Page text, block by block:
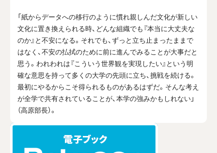
「紙からデータへの移行のように慣れ親しんだ文化が新しい
文化に置き換えられる時、どんな組織でも『本当に大丈夫な
のか』と不安になる。それでも、ずっと立ち止まったままで
はなく、不安の払拭のために前に進んでみることが大事だと
思う。われわれは『こういう世界観を実現したい』という明
確な意思を持って多くの大学の先頭に立ち、挑戦を続ける。
最初にやるからこそ得られるものがあるはずだ。そんな考え
が全学で共有されていることが、本学の強みかもしれない」
（高原部長）。